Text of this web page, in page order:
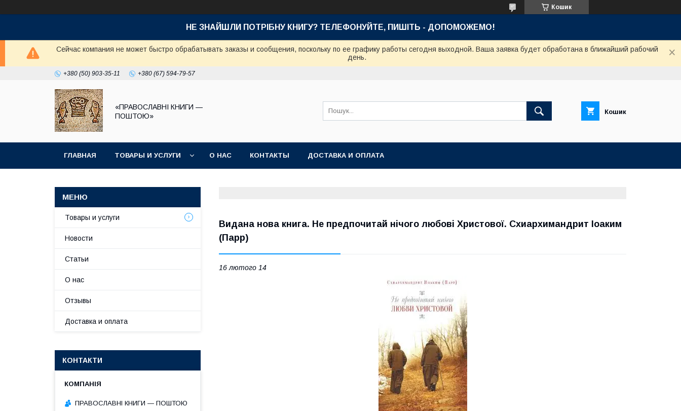
Кошик
НЕ ЗНАЙШЛИ ПОТРІБНУ КНИГУ? ТЕЛЕФОНУЙТЕ, ПИШІТЬ - ДОПОМОЖЕМО!
Сейчас компания не может быстро обрабатывать заказы и сообщения, поскольку по ее графику работы сегодня выходной. Ваша заявка будет обработана в ближайший рабочий
день.
+380 (50) 903-35-11 +380 (67) 594-79-57
«ПРАВОСЛАВНІ КНИГИ —
ПОШТОЮ»
Кошик
ГЛАВНАЯ ТОВАРЫ И УСЛУГИ О НАС КОНТАКТЫ ДОСТАВКА И ОПЛАТА
Видана нова книга. Не предпочитай нічого любові Христової. Схиархимандрит Іоаким
(Парр)
16 лютого 14
Товары и услуги
Новости
Статьи
О нас
Отзывы
Доставка и оплата
КОНТАКТИ
ПРАВОСЛАВНІ КНИГИ — ПОШТОЮ